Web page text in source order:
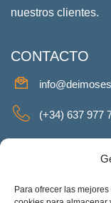
Para ofrecer las
nuestros clientes.
CONTACTO
(+34) 637 977